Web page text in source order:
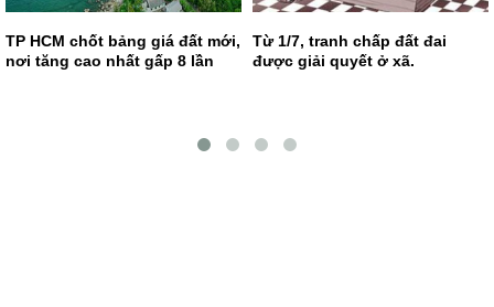
TP HCM chốt bảng giá đất mới,
nơi tăng cao nhất gấp 8 lần
Từ 1/7, tranh chấp đất đai
được giải quyết ở xã.